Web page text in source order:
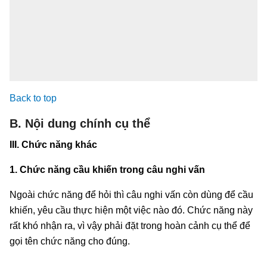
Back to top
B. Nội dung chính cụ thể
III. Chức năng khác
1. Chức năng cầu khiến trong câu nghi vấn
Ngoài chức năng để hỏi thì câu nghi vấn còn dùng để cầu
khiến, yêu cầu thực hiện một việc nào đó. Chức năng này
rất khó nhận ra, vì vậy phải đặt trong hoàn cảnh cụ thể để
gọi tên chức năng cho đúng.